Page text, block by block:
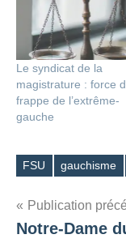
Le syndicat de la
magistrature : force
frappe de l’extrême-
gauche
Étiquettes
FSU gauchisme
Publication
Notre-Dame